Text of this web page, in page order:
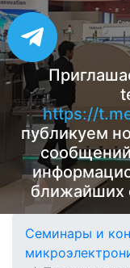
https://
публикуем
ближайших
Семинары и